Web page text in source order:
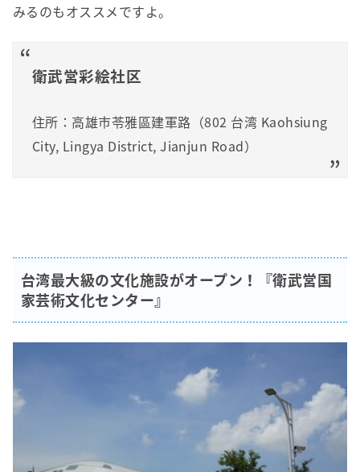
みるのもオススメですよ。
衛武営彩絵社区
住所：高雄市苓雅區建軍路（802 台湾 Kaohsiung
City, Lingya District, Jianjun Road）
台湾最大級の文化施設がオープン！『衛武営国
家芸術文化センター』